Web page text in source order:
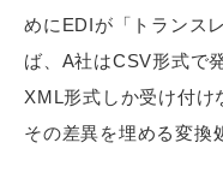
めにEDIが「トランス
ば、A社はCSV形式で
XML形式しか受け付け
その差異を埋める変換